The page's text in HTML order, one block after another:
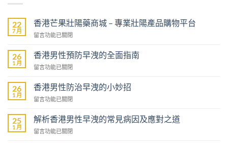
22
7 月
香港芒果壯陽藥商城 – 專業壯陽產品購物平台
在
港
芒
果
陽
藥
商
–
專
留言功能已關閉
26
1 月
香港男性預防早洩的全面指南
在
港
男
性
防
早
洩
留言功能已關閉
26
1 月
香港男性防治早洩的小妙招
在
港
男
性
留言功能已關閉
25
1 月
解析香港男性早洩的常見病因及應對之道
在
留言功能已關閉